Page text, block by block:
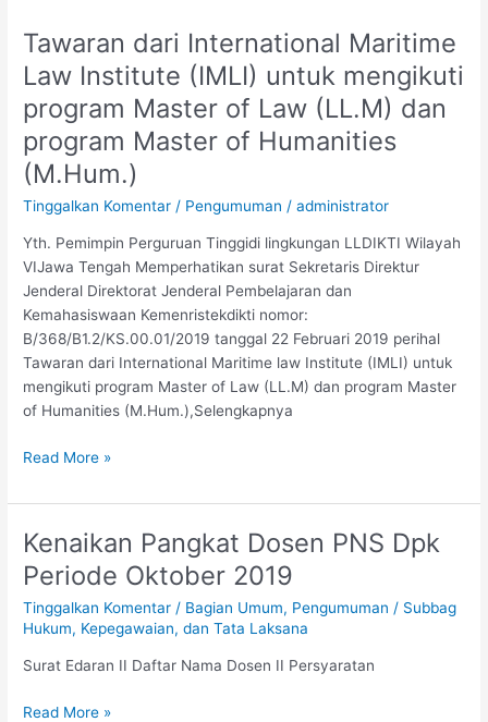
Tawaran dari International Maritime
Law Institute (IMLI) untuk mengikuti
program Master of Law (LL.M) dan
program Master of Humanities
(M.Hum.)
Tinggalkan Komentar / Pengumuman /administrator
Yth. Pemimpin Perguruan Tinggidi lingkungan LLDIKTI Wilayah
VIJawa Tengah Memperhatikan surat Sekretaris Direktur
Jenderal Direktorat Jenderal Pembelajaran dan
Kemahasiswaan Kemenristekdikti nomor:
B/368/B1.2/KS.00.01/2019 tanggal 22 Februari 2019 perihal
Tawaran dari International Maritime law Institute (IMLI) untuk
mengikuti program Master of Law (LL.M) dan program Master
of Humanities (M.Hum.),Selengkapnya
Tawaran
dari
International
Maritime
Law
Institute
(IMLI)
untuk
program
Master
of
Law
(LL.M)
dan
program
Master
Humanities
Read More »
Kenaikan Pangkat Dosen PNS Dpk
Periode Oktober 2019
Tinggalkan Komentar / Bagian Umum, Pengumuman / Subbag
Hukum, Kepegawaian, dan Tata Laksana
Surat Edaran II Daftar Nama Dosen II Persyaratan
Kenaikan
Pangkat
Dosen
PNS
Dpk
Periode
2019
Read More »